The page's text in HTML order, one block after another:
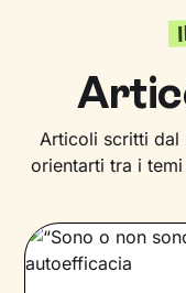
Articoli scritti dal
orientarti tra i